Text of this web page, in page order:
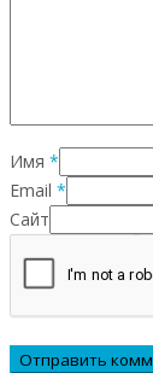
Имя *
Email *
Сайт